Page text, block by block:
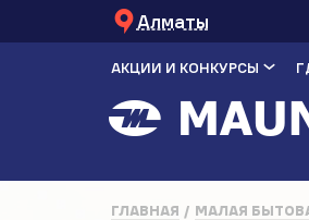
Алматы
АКЦИИ И КОНКУРСЫ
ГЛАВНАЯ МАЛАЯ